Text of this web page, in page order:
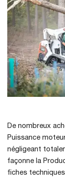
De nombreux
Puissance
négligeant
façonne la
fiches